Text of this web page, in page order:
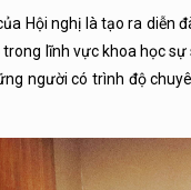
Hội nghị là tạo ra diễn
lĩnh vực khoa học
người có trình độ